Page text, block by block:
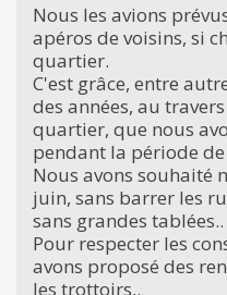
Nous les avions
apéros de voisins, si
quartier.
C'est grâce, entre
des années, au
quartier, que nous
pendant la période
Nous avons souhaité
juin, sans barrer les
sans grandes tablées..
Pour respecter les
avons proposé des
les trottoirs..